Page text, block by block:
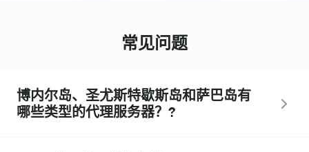
常见问题
博内尔岛、圣尤斯特歇斯岛和萨巴岛有
哪些类型的代理服务器？?